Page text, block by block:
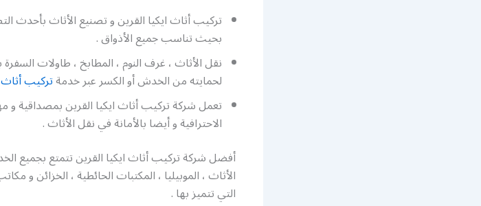
بحيث تناسب جميع الأذواق .
نقل الأثاث ، غرف النوم ، المطابخ ، طاولات
لحمايته من الخدش أو الكسر عبر خدمةتركيب أثاث
تعمل شركة تركيب أثاث ايكيا القرين بمصداقية و
الاحترافية و أيضا بالأمانة في نقل الأثاث .
أفضل شركة تركيب أثاث ايكيا القرين تتمتع بجميع
الأثاث ، الموبيليا ، المكتبات الحائطية ، الخزائن و
التي تتميز بها .